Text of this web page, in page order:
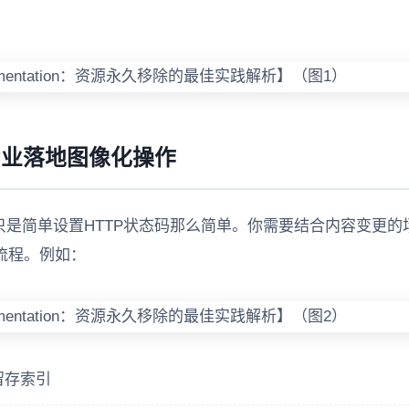
落地图像化操作
是简单设置HTTP状态码那么简单。你需要结合内容变更的
。例如：
索引